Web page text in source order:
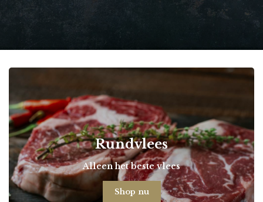
Rundvlees
Alleen het beste vlees
Shop nu